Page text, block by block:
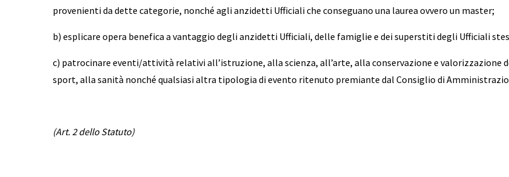
provenienti da dette categorie, nonché agli anzidetti Ufficiali che conseguano una laurea ovvero un master;
b) esplicare opera benefica a vantaggio degli anzidetti Ufficiali, delle famiglie e dei superstiti degli Ufficiali
c) patrocinare eventi/attività relativi all’istruzione, alla scienza, all’arte, alla conservazione e
sport, alla sanità nonché qualsiasi altra tipologia di evento ritenuto premiante dal Consiglio di
(Art. 2 dello Statuto)